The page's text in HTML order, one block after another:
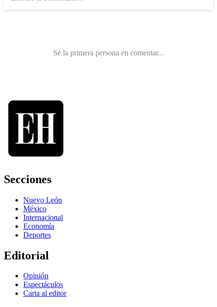
Secciones
Nuevo León
México
Internacional
Economía
Deportes
Editorial
Opinión
Espectáculos
Carta al editor